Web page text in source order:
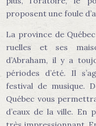
proposent une foule
La province de
ruelles et ses
d’Abraham, il y a
périodes d’été. Il
festival de musique.
Québec vous
d’eaux de la ville. En